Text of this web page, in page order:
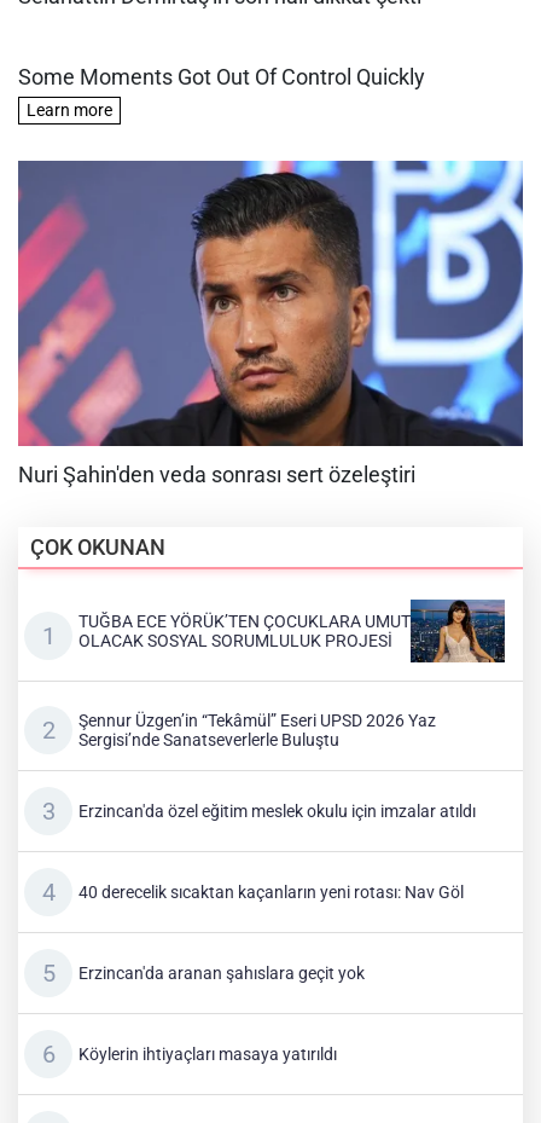
ÇOK OKUNAN
TUĞBA ECE YÖRÜK’TEN ÇOCUKLARA UMUT
OLACAK SOSYAL SORUMLULUK PROJESİ
Şennur Üzgen’in “Tekâmül” Eseri UPSD 2026 Yaz
Sergisi’nde Sanatseverlerle Buluştu
Erzincan'da özel eğitim meslek okulu için imzalar atıldı
40 derecelik sıcaktan kaçanların yeni rotası: Nav Göl
Erzincan'da aranan şahıslara geçit yok
Köylerin ihtiyaçları masaya yatırıldı